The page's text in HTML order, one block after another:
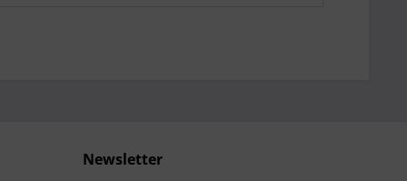
Newsletter